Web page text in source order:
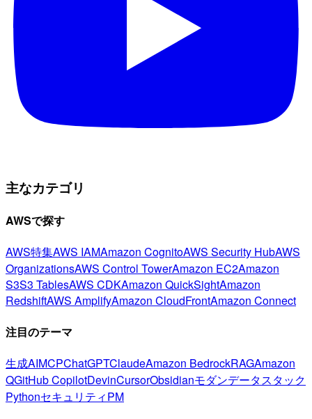
主なカテゴリ
AWSで探す
AWS特集AWS IAMAmazon CognitoAWS Security HubAWS
OrganizationsAWS Control TowerAmazon EC2Amazon
S3S3 TablesAWS CDKAmazon QuickSightAmazon
RedshiftAWS AmplifyAmazon CloudFrontAmazon Connect
注目のテーマ
生成AIMCPChatGPTClaudeAmazon BedrockRAGAmazon
QGitHub CopilotDevinCursorObsidianモダンデータスタック
PythonセキュリティPM